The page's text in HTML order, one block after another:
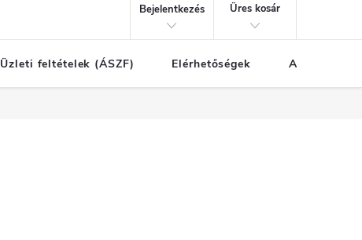
Bejelentkezés Üres kosár
Üzleti feltételek (ÁSZF) Elérhetőségek A vásárlás